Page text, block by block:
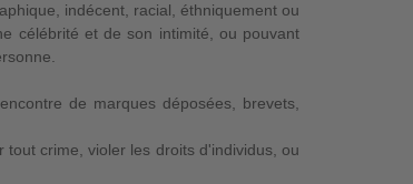
indécent, racial, éthniquement ou
célébrité et de son intimité, ou pouvant
de marques déposées, brevets,
crime, violer les droits d'individus, ou